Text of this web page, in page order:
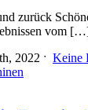
zurück
vom
2022 ˑ Keine